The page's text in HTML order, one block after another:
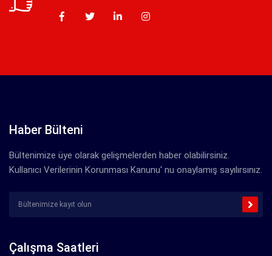
Haber Bülteni
Bültenimize üye olarak gelişmelerden haber olabilirsiniz.
Kullanıcı Verilerinin Korunması Kanunu' nu onaylamış sayılırsınız.
Çalışma Saatleri